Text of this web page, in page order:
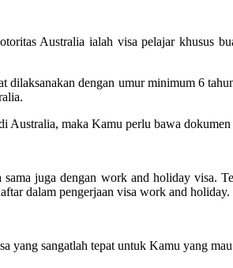
Australia ialah visa pelajar khusus
dilaksanakan dengan umur minimum 6
Australia, maka Kamu perlu bawa
juga dengan work and holiday visa.
dalam pengerjaan visa work and
yang sangatlah tepat untuk Kamu yang